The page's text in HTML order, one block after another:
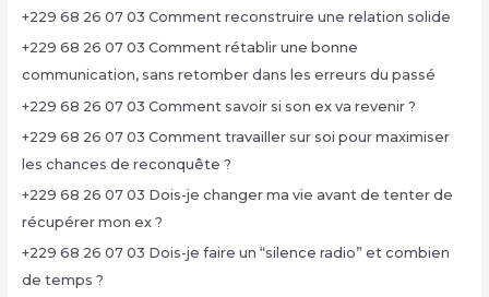
+229 68 26 07 03 Comment reconstruire une relation solide
+229 68 26 07 03 Comment rétablir une bonne
communication, sans retomber dans les erreurs du passé
+229 68 26 07 03 Comment savoir si son ex va revenir ?
+229 68 26 07 03 Comment travailler sur soi pour maximiser
les chances de reconquête ?
+229 68 26 07 03 Dois-je changer ma vie avant de tenter de
récupérer mon ex ?
+229 68 26 07 03 Dois-je faire un “silence radio” et combien
de temps ?